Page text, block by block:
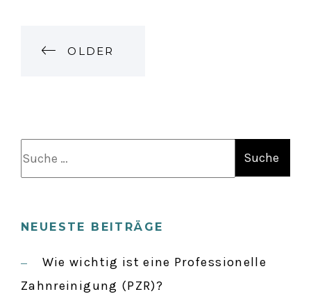
P
S
T
S
N
OLDER
n
a
NEUESTE BEITRÄGE
Wie wichtig ist eine Professionelle
Zahnreinigung (PZR)?